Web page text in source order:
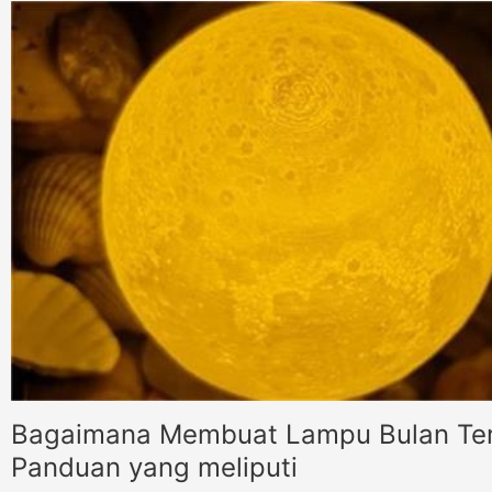
Bagaimana Membuat Lampu Bulan
Panduan yang meliputi